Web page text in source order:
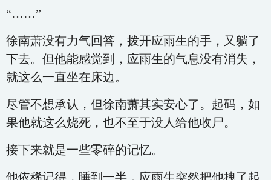
“……”
徐南萧没有力气回答，拨开应雨生的手，又躺了
下去。但他能感觉到，应雨生的气息没有消失，
就这么一直坐在床边。
尽管不想承认，但徐南萧其实安心了。起码，如
果他就这么烧死，也不至于没人给他收尸。
接下来就是一些零碎的记忆。
他依稀记得，睡到一半，应雨生突然把他拽了起